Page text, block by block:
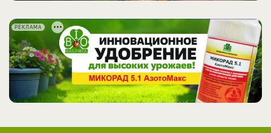
РЕКЛАМА